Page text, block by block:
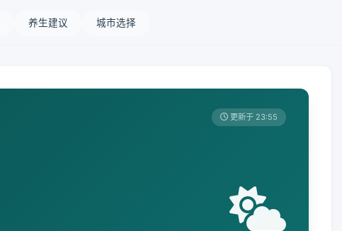
养生建议 城市选择
更新于 23:55